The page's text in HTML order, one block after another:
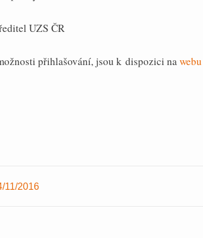
UZS ČR
přihlašování, jsou k dispozici na
11/2016